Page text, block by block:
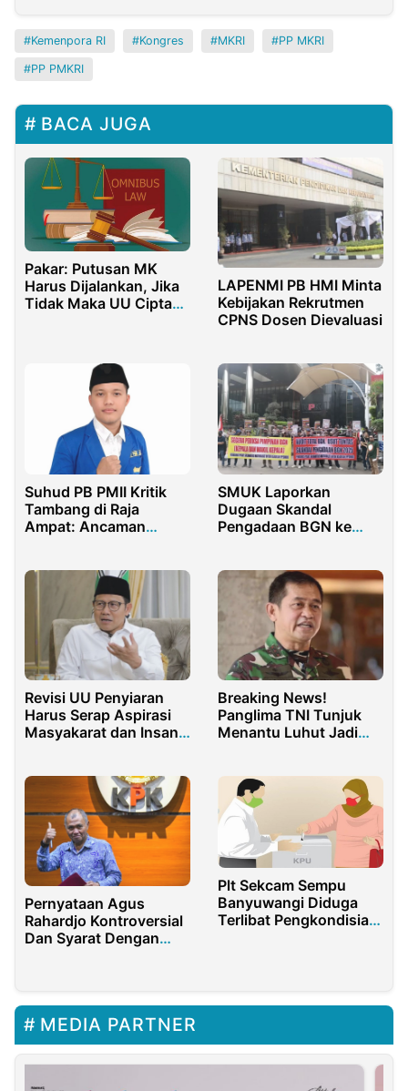
Kemenpora RI Kongres MKRI PP MKRI
PP PMKRI
BACA JUGA
Pakar: Putusan MK
Harus Dijalankan, Jika
Tidak Maka UU Cipta
LAPENMI PB HMI Minta
Kebijakan Rekrutmen
CPNS Dosen Dievaluasi
Suhud PB PMII Kritik
Tambang di Raja
Ampat: Ancaman
Lingkungan
SMUK Laporkan
Dugaan Skandal
Pengadaan BGN ke
Revisi UU Penyiaran
Harus Serap Aspirasi
Masyakarat dan Insan
Breaking News!
Panglima TNI Tunjuk
Menantu Luhut Jadi
Pernyataan Agus
Rahardjo Kontroversial
Dan Syarat Dengan
Plt Sekcam Sempu
Banyuwangi Diduga
Terlibat Pengkondisian
MEDIA PARTNER